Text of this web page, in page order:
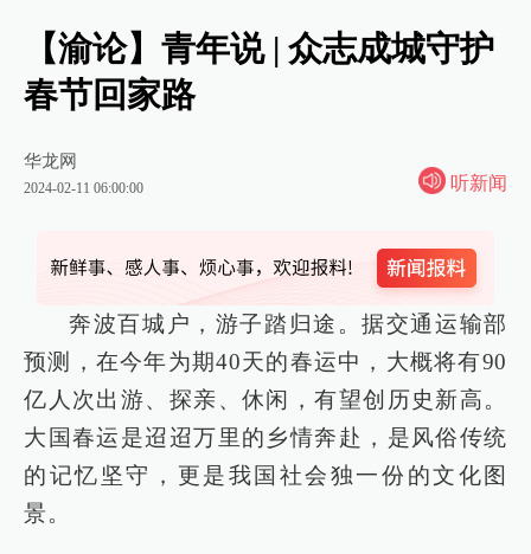
【渝论】青年说 | 众志成城守护
春节回家路
华龙网
2024-02-11 06:00:00 听新闻
奔波百城户，游子踏归途。据交通运输部
预测，在今年为期40天的春运中，大概将有90
亿人次出游、探亲、休闲，有望创历史新高。
大国春运是迢迢万里的乡情奔赴，是风俗传统
的记忆坚守，更是我国社会独一份的文化图
景。